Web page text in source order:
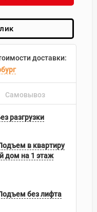
доставки:
Самовывоз
разгрузки
в квартиру
дом на 1 этаж
без лифта